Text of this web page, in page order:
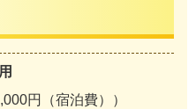
円（宿泊費））